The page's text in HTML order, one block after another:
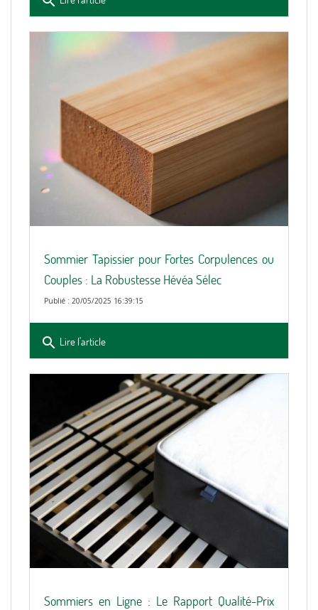
Sommier Tapissier pour Fortes Corpulences ou
Couples : La Robustesse Hévéa Sélec
Publié : 20/05/2025 16:39:15
search Lire l'article
Sommiers en Ligne : Le Rapport Qualité-Prix